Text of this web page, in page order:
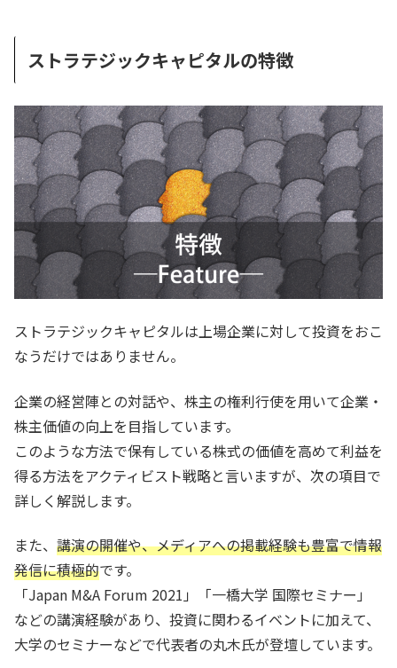
ストラテジックキャピタルの特徴
ストラテジックキャピタルは上場企業に対して投資をおこ
なうだけではありません。
企業の経営陣との対話や、株主の権利行使を用いて企業・
株主価値の向上を目指しています。
このような方法で保有している株式の価値を高めて利益を
得る方法をアクティビスト戦略と言いますが、次の項目で
詳しく解説します。
また、 講演の開催や、メディアへの掲載経験も豊富で情報
発信に積極的です。
「Japan M&A Forum 2021」「一橋大学 国際セミナー」
などの講演経験があり、投資に関わるイベントに加えて、
大学のセミナーなどで代表者の丸木氏が登壇しています。